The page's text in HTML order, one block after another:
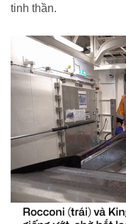
tinh thần.